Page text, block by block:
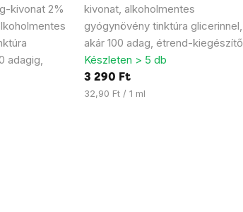
kivonat 2%
adagig,
kivonat, alkoholmentes
gyógynövény tinktúra glicerinnel,
akár 100 adag, étrend-kiegészítő
Készleten > 5 db
3 290 Ft
Egységár:
32,90 Ft / 1 ml